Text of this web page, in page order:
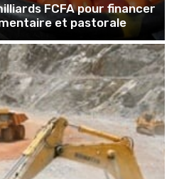
FCFA pour financer
et pastorale